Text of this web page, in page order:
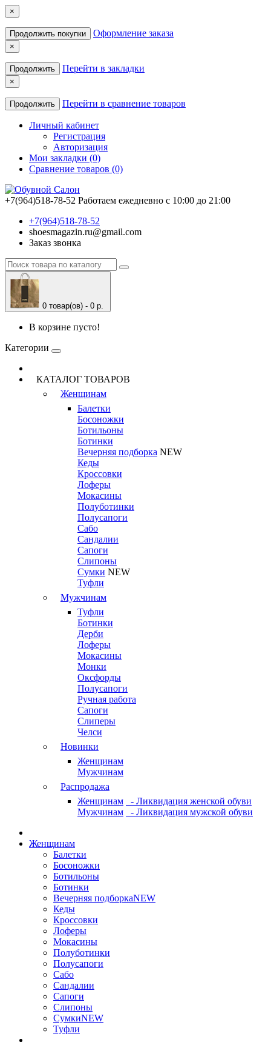
×
Продолжить покупки Оформление заказа
×
Продолжить Перейти в закладки
×
Продолжить Перейти в сравнение товаров
Личный кабинет
Регистрация
Авторизация
Мои закладки (0)
Сравнение товаров (0)
+7(964)518-78-52 Работаем ежедневно с 10:00 до 21:00
+7(964)518-78-52
shoesmagazin.ru@gmail.com
Заказ звонка
0 товар(ов) - 0 р.
В корзине пусто!
Категории
КАТАЛОГ ТОВАРОВ
Женщинам
Балетки
Босоножки
Ботильоны
Ботинки
Вечерняя подборка NEW
Кеды
Кроссовки
Лоферы
Мокасины
Полуботинки
Полусапоги
Сабо
Сандалии
Сапоги
Слипоны
Сумки NEW
Туфли
Мужчинам
Туфли
Ботинки
Дерби
Лоферы
Мокасины
Монки
Оксфорды
Полусапоги
Ручная работа
Сапоги
Слиперы
Челси
Новинки
Женщинам
Мужчинам
Распродажа
Женщинам
- Ликвидация женской обуви
Мужчинам
- Ликвидация мужской обуви
Женщинам
Балетки
Босоножки
Ботильоны
Ботинки
Вечерняя подборкаNEW
Кеды
Кроссовки
Лоферы
Мокасины
Полуботинки
Полусапоги
Сабо
Сандалии
Сапоги
Слипоны
СумкиNEW
Туфли